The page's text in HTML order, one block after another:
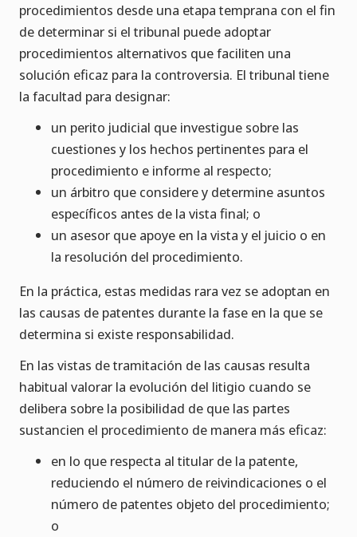
procedimientos desde una etapa temprana con el fin
de determinar si el tribunal puede adoptar
procedimientos alternativos que faciliten una
solución eficaz para la controversia. El tribunal tiene
la facultad para designar:
un perito judicial que investigue sobre las
cuestiones y los hechos pertinentes para el
procedimiento e informe al respecto;
un árbitro que considere y determine asuntos
específicos antes de la vista final; o
un asesor que apoye en la vista y el juicio o en
la resolución del procedimiento.
En la práctica, estas medidas rara vez se adoptan en
las causas de patentes durante la fase en la que se
determina si existe responsabilidad.
En las vistas de tramitación de las causas resulta
habitual valorar la evolución del litigio cuando se
delibera sobre la posibilidad de que las partes
sustancien el procedimiento de manera más eficaz:
en lo que respecta al titular de la patente,
reduciendo el número de reivindicaciones o el
número de patentes objeto del procedimiento;
o